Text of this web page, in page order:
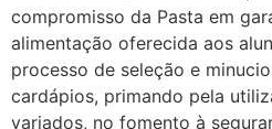
compromisso da Pasta em
alimentação oferecida aos
processo de seleção e
cardápios, primando pela
variados, no fomento à